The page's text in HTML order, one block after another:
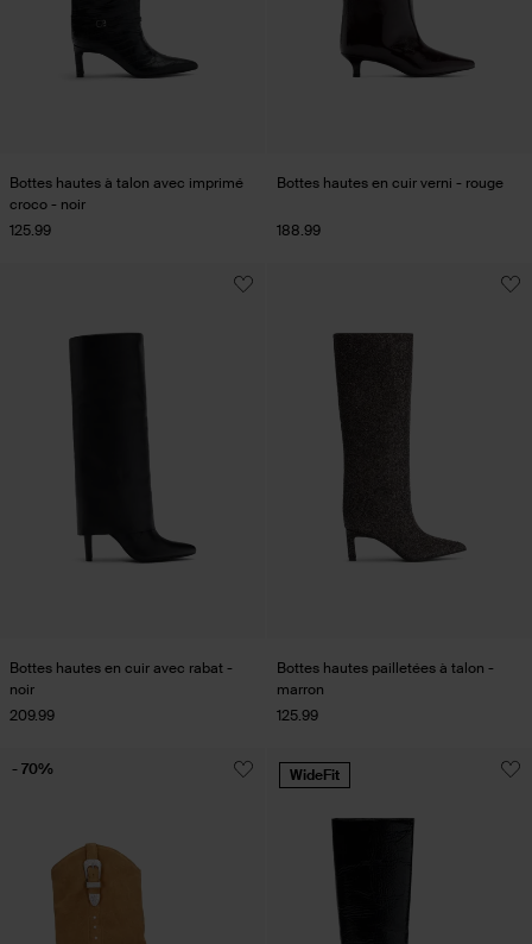
Bottes hautes à talon avec imprimé
croco - noir
125.99
Bottes hautes en cuir verni - rouge
188.99
Bottes hautes en cuir avec rabat -
noir
209.99
Bottes hautes pailletées à talon -
marron
125.99
- 70% WideFit